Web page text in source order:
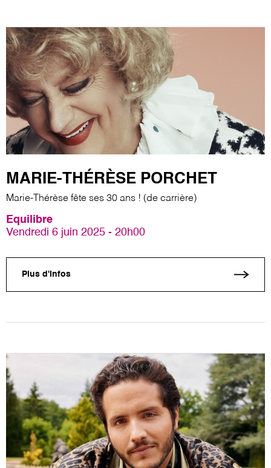
MARIE-THÉRÈSE PORCHET
Marie-Thérèse fête ses 30 ans ! (de carrière)
Equilibre
Vendredi 6 juin 2025 - 20h00
Plus d'infos